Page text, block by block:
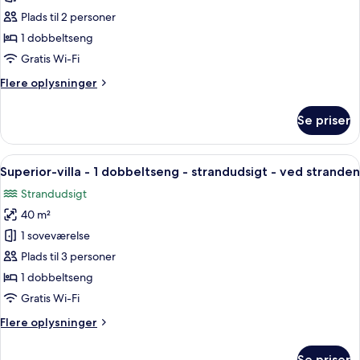
Pool
Villa
Plads til 2 personer
1 dobbeltseng
Gratis Wi-Fi
Flere oplysninger
Flere
Pool
Villa
Se priser
Indlæs
alle
billeder
af
Superior-
villa
-
1
-
Et pænt møbleret soveværelse med
7
Superior-villa - 1 dobbeltseng - strandudsigt - ved stranden
Strandudsigt
40 m²
1 soveværelse
Plads til 3 personer
1 dobbeltseng
Gratis Wi-Fi
Flere oplysninger
Flere